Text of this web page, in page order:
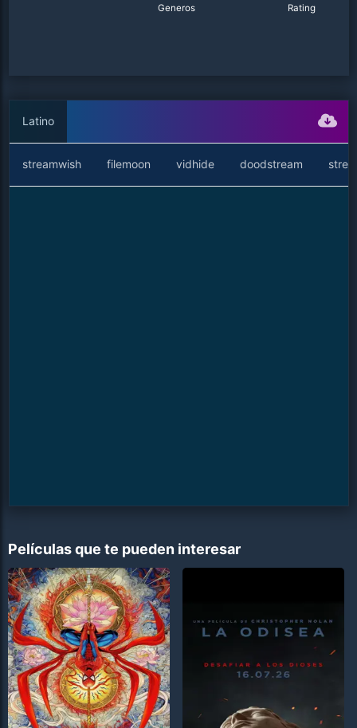
Generos Rating
Latino
streamwish filemoon vidhide doodstream
Películas que te pueden interesar